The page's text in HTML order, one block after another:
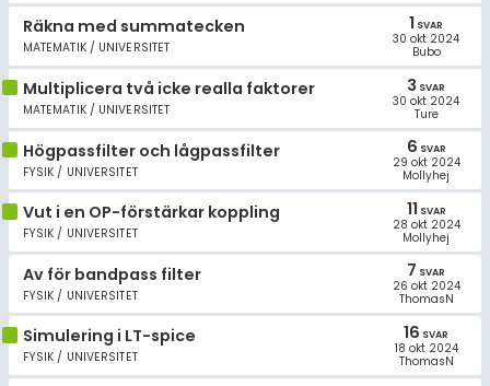
Räkna med summatecken
MATEMATIK / UNIVERSITET
1 SVAR
30 okt 2024
Bubo
Multiplicera två icke realla faktorer
MATEMATIK / UNIVERSITET
3 SVAR
30 okt 2024
Ture
Högpassfilter och lågpassfilter
FYSIK / UNIVERSITET
6 SVAR
29 okt 2024
Mollyhej
Vut i en OP-förstärkar koppling
FYSIK / UNIVERSITET
11 SVAR
28 okt 2024
Mollyhej
Av för bandpass filter
FYSIK / UNIVERSITET
7 SVAR
26 okt 2024
ThomasN
Simulering i LT-spice
FYSIK / UNIVERSITET
16 SVAR
18 okt 2024
ThomasN